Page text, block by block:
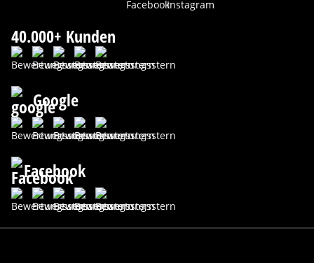
40.000+ Kunden
Google
Facebook